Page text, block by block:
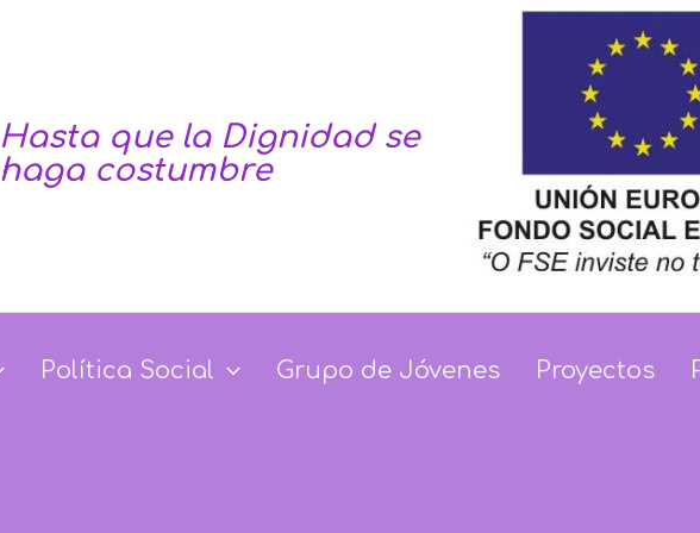
Hasta que la Dignidad se
haga costumbre
Política Social Grupo de Jóvenes Proyectos